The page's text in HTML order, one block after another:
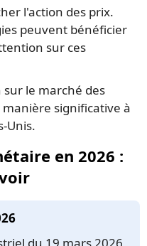
l'action des prix.
peuvent bénéficier
sur ces
le marché des
significative à
Unis.
en 2026 :
du 19 mars 2026,